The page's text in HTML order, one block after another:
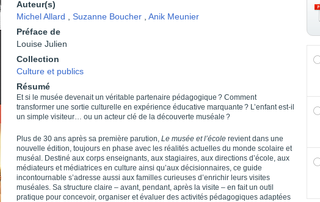
Auteur(s)
Michel Allard
Suzanne Boucher
Anik Meunier
Préface de
Louise Julien
Collection
Culture et publics
Résumé
Et si le musée devenait un véritable partenaire pédagogique ? Comment
transformer une sortie culturelle en expérience éducative marquante ? L’enfant est-il
un simple visiteur… ou un acteur clé de la découverte muséale ?
Plus de 30 ans après sa première parution, Le musée et l’école revient dans une
nouvelle édition, toujours en phase avec les réalités actuelles du monde scolaire et
muséal. Destiné aux corps enseignants, aux stagiaires, aux directions d’école, aux
médiateurs et médiatrices en culture ainsi qu’aux décisionnaires, ce guide
incontournable s’adresse aussi aux familles curieuses d’enrichir leurs visites
muséales. Sa structure claire – avant, pendant, après la visite – en fait un outil
pratique pour concevoir, organiser et évaluer des activités pédagogiques adaptées